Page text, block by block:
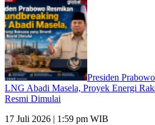
Presiden
LNG Abadi Masela, Proyek Energi
Resmi Dimulai
17 Juli 2026 | 1:59 pm WIB